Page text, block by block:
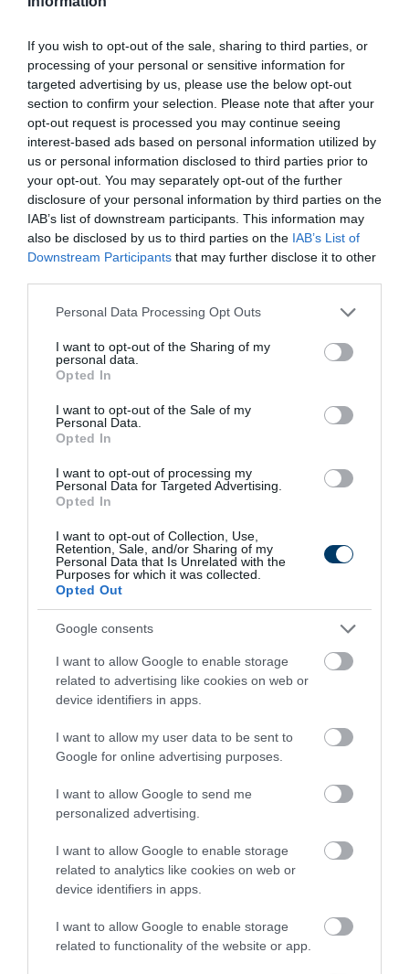
If you wish to opt-out of the sale, sharing to third parties, or
processing of your personal or sensitive information for
targeted advertising by us, please use the below opt-out
section to confirm your selection. Please note that after your
opt-out request is processed you may continue seeing
interest-based ads based on personal information utilized by
us or personal information disclosed to third parties prior to
your opt-out. You may separately opt-out of the further
disclosure of your personal information by third parties on the
IAB’s list of downstream participants. This information may
also be disclosed by us to third parties on the IAB’s List of
Downstream Participants that may further disclose it to other
Please note that this website/app uses one or more Google
not limited to your visit or usage behaviour. You may click to
grant or deny consent to Google and its third-party tags to
use your data for below specified purposes in below Google
consent section.
Personal Data Processing Opt Outs
I want to opt-out of the Sharing of my
personal data.
Opted In
I want to opt-out of the Sale of my
Personal Data.
Opted In
I want to opt-out of processing my
Personal Data for Targeted Advertising.
Opted In
I want to opt-out of Collection, Use,
Retention, Sale, and/or Sharing of my
Personal Data that Is Unrelated with the
Purposes for which it was collected.
Opted Out
Google consents
I want to allow Google to enable storage
related to advertising like cookies on web or
device identifiers in apps.
I want to allow my user data to be sent to
Google for online advertising purposes.
I want to allow Google to send me
personalized advertising.
I want to allow Google to enable storage
related to analytics like cookies on web or
device identifiers in apps.
I want to allow Google to enable storage
related to functionality of the website or app.
Stop Eating These 3 Foods That Are
Known to Cause Parasites
374 176 259
One Teaspoon And All The Worms In
456 25 295
https://www.youtube.com/watch?
Alkalmak:
Ez a répatorta ideális választás lehet különféle
névnapra, születésnapra, baráti találkozókra, vagy